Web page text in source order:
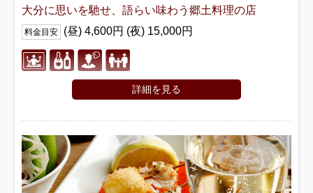
大分に思いを馳せ、語らい味わう郷土料理の店
料金目安 (昼) 4,600円 (夜) 15,000円
詳細を見る